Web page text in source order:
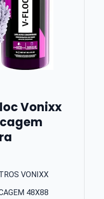
Vonixx
VONIXX
48X88